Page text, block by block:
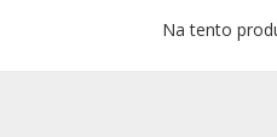
Na tento